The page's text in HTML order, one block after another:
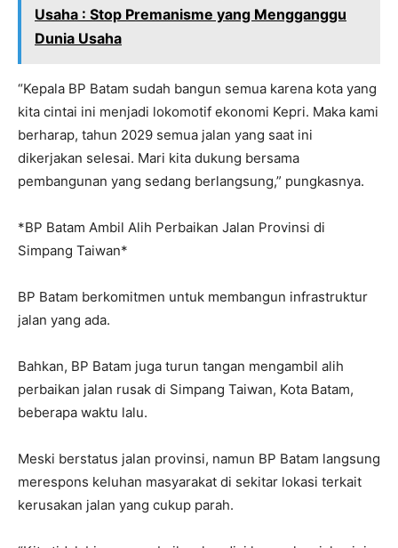
Usaha : Stop Premanisme yang Mengganggu
Dunia Usaha
“Kepala BP Batam sudah bangun semua karena kota yang
kita cintai ini menjadi lokomotif ekonomi Kepri. Maka kami
berharap, tahun 2029 semua jalan yang saat ini
dikerjakan selesai. Mari kita dukung bersama
pembangunan yang sedang berlangsung,” pungkasnya.
*BP Batam Ambil Alih Perbaikan Jalan Provinsi di
Simpang Taiwan*
BP Batam berkomitmen untuk membangun infrastruktur
jalan yang ada.
Bahkan, BP Batam juga turun tangan mengambil alih
perbaikan jalan rusak di Simpang Taiwan, Kota Batam,
beberapa waktu lalu.
Meski berstatus jalan provinsi, namun BP Batam langsung
merespons keluhan masyarakat di sekitar lokasi terkait
kerusakan jalan yang cukup parah.